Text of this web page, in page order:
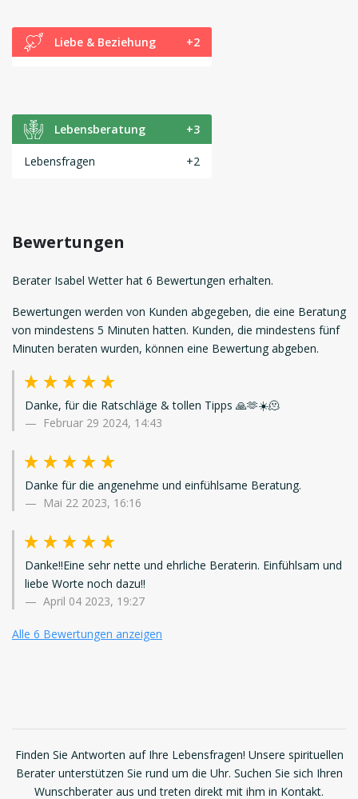
Liebe & Beziehung +2
Lebensberatung +3
Lebensfragen +2
Bewertungen
Berater Isabel Wetter hat 6 Bewertungen erhalten.
Bewertungen werden von Kunden abgegeben, die eine Beratung
von mindestens 5 Minuten hatten. Kunden, die mindestens fünf
Minuten beraten wurden, können eine Bewertung abgeben.
Danke, für die Ratschläge & tollen Tipps 🙏🫶☀️🫠
Februar 29 2024, 14:43
Danke für die angenehme und einfühlsame Beratung.
Mai 22 2023, 16:16
Danke!!Eine sehr nette und ehrliche Beraterin. Einfühlsam und
liebe Worte noch dazu!!
April 04 2023, 19:27
Alle 6 Bewertungen anzeigen
Finden Sie Antworten auf Ihre Lebensfragen! Unsere spirituellen
Berater unterstützen Sie rund um die Uhr. Suchen Sie sich Ihren
Wunschberater aus und treten direkt mit ihm in Kontakt.